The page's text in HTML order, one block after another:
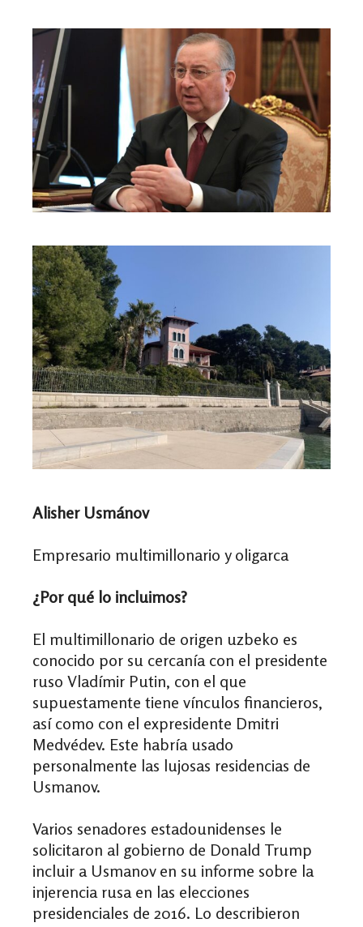
Alisher Usmánov
Empresario multimillonario y oligarca
¿Por qué lo incluimos?
El multimillonario de origen uzbeko es
conocido por su cercanía con el presidente
ruso Vladímir Putin, con el que
supuestamente tiene vínculos financieros,
así como con el expresidente Dmitri
Medvédev. Este habría usado
personalmente las lujosas residencias de
Usmanov.
Varios senadores estadounidenses le
solicitaron al gobierno de Donald Trump
incluir a Usmanov en su informe sobre la
injerencia rusa en las elecciones
presidenciales de 2016. Lo describieron